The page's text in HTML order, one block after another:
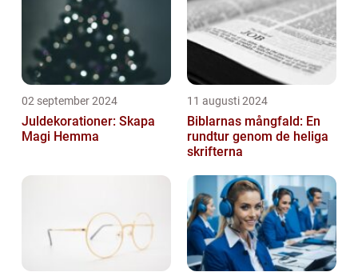
02 september 2024
Juldekorationer: Skapa
Magi Hemma
11 augusti 2024
Biblarnas mångfald: En
rundtur genom de heliga
skrifterna